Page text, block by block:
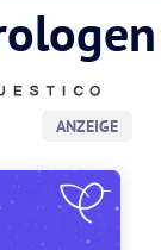
ANZEIGE